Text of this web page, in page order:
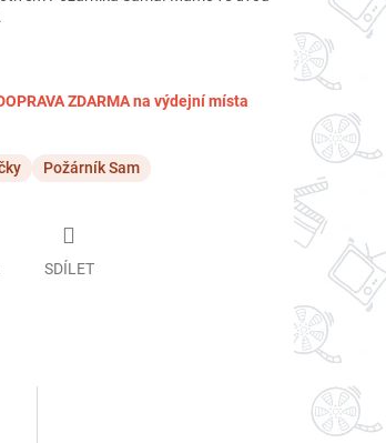
ZDARMA na výdejní místa
Požárník Sam
SDÍLET